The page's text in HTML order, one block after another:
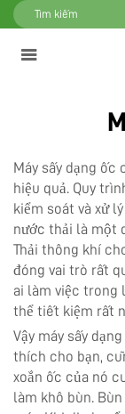
Máy sấy dạng
hiệu quả. Quy
kiểm soát và xử
nước thải là một
Thải thông khí
đóng vai trò rất
ai làm việc trong
thể tiết kiệm rất
Vậy máy sấy
thích cho bạn,
xoắn ốc của nó
làm khô bùn.